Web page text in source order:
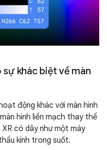
khác biệt về màn
động khác với màn hình
hình liền mạch thay thế
có dây như một máy
kính trong suốt.